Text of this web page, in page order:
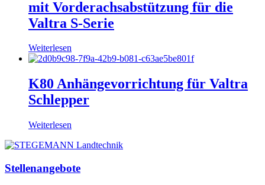
mit Vorderachsabstützung für die
Valtra S-Serie
Weiterlesen
K80 Anhängevorrichtung für Valtra
Schlepper
Weiterlesen
Stellenangebote